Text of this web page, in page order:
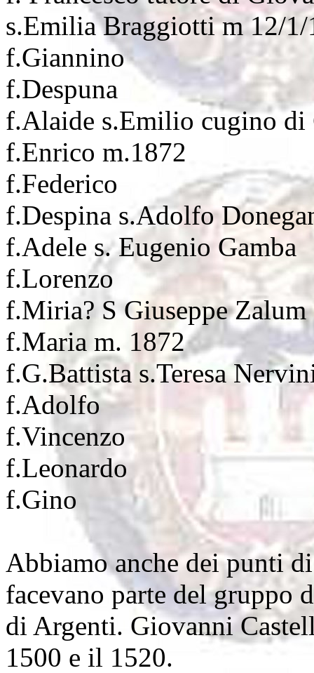
s.Emilia Braggiotti m 12/1/
f.Giannino
f.Despuna
f.Alaide s.Emilio cugino di
f.Enrico m.1872
f.Federico
f.Despina s.Adolfo
f.Adele s. Eugenio Gamba
f.Lorenzo
f.Miria? S Giuseppe Zalum
f.Maria m. 1872
f.G.Battista s.Teresa
f.Adolfo
f.Vincenzo
f.Leonardo
f.Gino
Abbiamo anche dei punti
facevano parte del gruppo
di Argenti. Giovanni
1500 e il 1520.